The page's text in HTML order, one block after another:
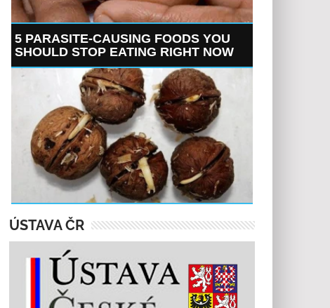
5 PARASITE-CAUSING FOODS YOU
SHOULD STOP EATING RIGHT NOW
ÚSTAVA ČR